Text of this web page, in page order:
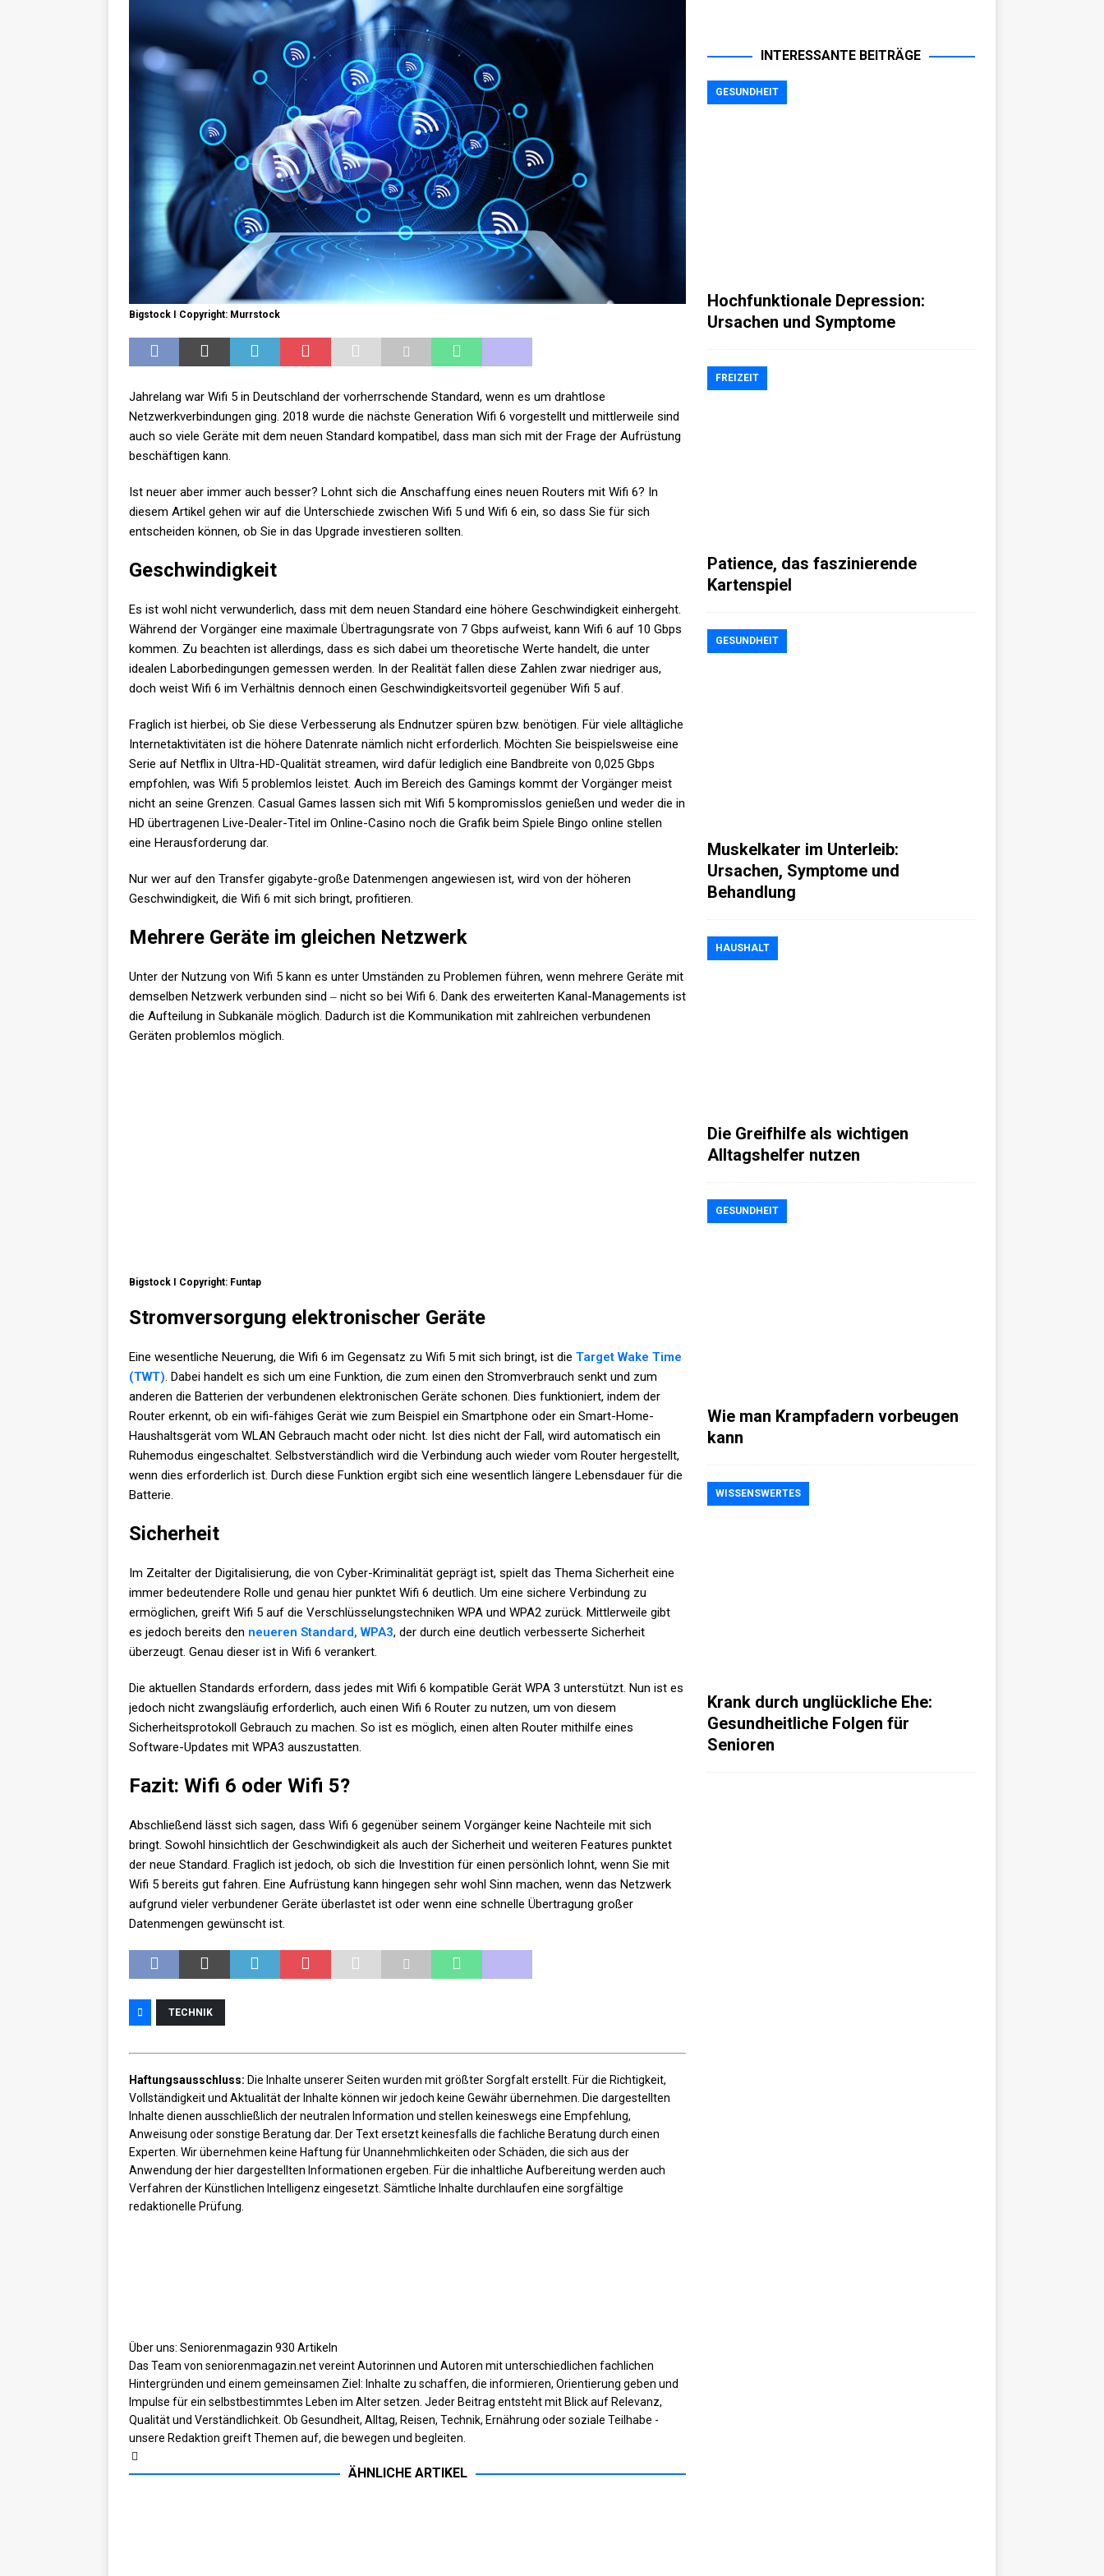
GESUNDHEIT
Bigstock I Copyright: Murrstock
Jahrelang war Wifi 5 in Deutschland der vorherrschende Standard, wenn es um drahtlose
Netzwerkverbindungen ging. 2018 wurde die nächste Generation Wifi 6 vorgestellt und mittlerweile sind
auch so viele Geräte mit dem neuen Standard kompatibel, dass man sich mit der Frage der Aufrüstung
beschäftigen kann.
Ist neuer aber immer auch besser? Lohnt sich die Anschaffung eines neuen Routers mit Wifi 6? In
diesem Artikel gehen wir auf die Unterschiede zwischen Wifi 5 und Wifi 6 ein, so dass Sie für sich
entscheiden können, ob Sie in das Upgrade investieren sollten.
Geschwindigkeit
Es ist wohl nicht verwunderlich, dass mit dem neuen Standard eine höhere Geschwindigkeit einhergeht.
Während der Vorgänger eine maximale Übertragungsrate von 7 Gbps aufweist, kann Wifi 6 auf 10 Gbps
kommen. Zu beachten ist allerdings, dass es sich dabei um theoretische Werte handelt, die unter
idealen Laborbedingungen gemessen werden. In der Realität fallen diese Zahlen zwar niedriger aus,
doch weist Wifi 6 im Verhältnis dennoch einen Geschwindigkeitsvorteil gegenüber Wifi 5 auf.
Fraglich ist hierbei, ob Sie diese Verbesserung als Endnutzer spüren bzw. benötigen. Für viele alltägliche
Internetaktivitäten ist die höhere Datenrate nämlich nicht erforderlich. Möchten Sie beispielsweise eine
Serie auf Netflix in Ultra-HD-Qualität streamen, wird dafür lediglich eine Bandbreite von 0,025 Gbps
empfohlen, was Wifi 5 problemlos leistet. Auch im Bereich des Gamings kommt der Vorgänger meist
nicht an seine Grenzen. Casual Games lassen sich mit Wifi 5 kompromisslos genießen und weder die in
HD übertragenen Live-Dealer-Titel im Online-Casino noch die Grafik beim Spiele Bingo online stellen
eine Herausforderung dar.
Nur wer auf den Transfer gigabyte-große Datenmengen angewiesen ist, wird von der höheren
Geschwindigkeit, die Wifi 6 mit sich bringt, profitieren.
Mehrere Geräte im gleichen Netzwerk
Unter der Nutzung von Wifi 5 kann es unter Umständen zu Problemen führen, wenn mehrere Geräte mit
demselben Netzwerk verbunden sind ‒ nicht so bei Wifi 6. Dank des erweiterten Kanal-Managements ist
die Aufteilung in Subkanäle möglich. Dadurch ist die Kommunikation mit zahlreichen verbundenen
Geräten problemlos möglich.
Bigstock I Copyright: Funtap
Stromversorgung elektronischer Geräte
Eine wesentliche Neuerung, die Wifi 6 im Gegensatz zu Wifi 5 mit sich bringt, ist die Target Wake Time
(TWT). Dabei handelt es sich um eine Funktion, die zum einen den Stromverbrauch senkt und zum
anderen die Batterien der verbundenen elektronischen Geräte schonen. Dies funktioniert, indem der
Router erkennt, ob ein wifi-fähiges Gerät wie zum Beispiel ein Smartphone oder ein Smart-Home-
Haushaltsgerät vom WLAN Gebrauch macht oder nicht. Ist dies nicht der Fall, wird automatisch ein
Ruhemodus eingeschaltet. Selbstverständlich wird die Verbindung auch wieder vom Router hergestellt,
wenn dies erforderlich ist. Durch diese Funktion ergibt sich eine wesentlich längere Lebensdauer für die
Batterie.
Sicherheit
Im Zeitalter der Digitalisierung, die von Cyber-Kriminalität geprägt ist, spielt das Thema Sicherheit eine
immer bedeutendere Rolle und genau hier punktet Wifi 6 deutlich. Um eine sichere Verbindung zu
ermöglichen, greift Wifi 5 auf die Verschlüsselungstechniken WPA und WPA2 zurück. Mittlerweile gibt
es jedoch bereits den neueren Standard, WPA3, der durch eine deutlich verbesserte Sicherheit
überzeugt. Genau dieser ist in Wifi 6 verankert.
Die aktuellen Standards erfordern, dass jedes mit Wifi 6 kompatible Gerät WPA 3 unterstützt. Nun ist es
jedoch nicht zwangsläufig erforderlich, auch einen Wifi 6 Router zu nutzen, um von diesem
Sicherheitsprotokoll Gebrauch zu machen. So ist es möglich, einen alten Router mithilfe eines
Software-Updates mit WPA3 auszustatten.
Fazit: Wifi 6 oder Wifi 5?
Abschließend lässt sich sagen, dass Wifi 6 gegenüber seinem Vorgänger keine Nachteile mit sich
bringt. Sowohl hinsichtlich der Geschwindigkeit als auch der Sicherheit und weiteren Features punktet
der neue Standard. Fraglich ist jedoch, ob sich die Investition für einen persönlich lohnt, wenn Sie mit
Wifi 5 bereits gut fahren. Eine Aufrüstung kann hingegen sehr wohl Sinn machen, wenn das Netzwerk
aufgrund vieler verbundener Geräte überlastet ist oder wenn eine schnelle Übertragung großer
Datenmengen gewünscht ist.
TECHNIK
Haftungsausschluss: Die Inhalte unserer Seiten wurden mit größter Sorgfalt erstellt. Für die Richtigkeit,
Vollständigkeit und Aktualität der Inhalte können wir jedoch keine Gewähr übernehmen. Die dargestellten
Inhalte dienen ausschließlich der neutralen Information und stellen keineswegs eine Empfehlung,
Anweisung oder sonstige Beratung dar. Der Text ersetzt keinesfalls die fachliche Beratung durch einen
Experten. Wir übernehmen keine Haftung für Unannehmlichkeiten oder Schäden, die sich aus der
Anwendung der hier dargestellten Informationen ergeben. Für die inhaltliche Aufbereitung werden auch
Verfahren der Künstlichen Intelligenz eingesetzt. Sämtliche Inhalte durchlaufen eine sorgfältige
redaktionelle Prüfung.
Über uns: Seniorenmagazin 930 Artikeln
Das Team von seniorenmagazin.net vereint Autorinnen und Autoren mit unterschiedlichen fachlichen
Hintergründen und einem gemeinsamen Ziel: Inhalte zu schaffen, die informieren, Orientierung geben und
Impulse für ein selbstbestimmtes Leben im Alter setzen. Jeder Beitrag entsteht mit Blick auf Relevanz,
Qualität und Verständlichkeit. Ob Gesundheit, Alltag, Reisen, Technik, Ernährung oder soziale Teilhabe -
unsere Redaktion greift Themen auf, die bewegen und begleiten.
ÄHNLICHE ARTIKEL
INTERESSANTE BEITRÄGE
GESUNDHEIT
Hochfunktionale Depression:
Ursachen und Symptome
FREIZEIT
Patience, das faszinierende
Kartenspiel
GESUNDHEIT
Muskelkater im Unterleib:
Ursachen, Symptome und
Behandlung
HAUSHALT
Die Greifhilfe als wichtigen
Alltagshelfer nutzen
GESUNDHEIT
Wie man Krampfadern vorbeugen
kann
WISSENSWERTES
Krank durch unglückliche Ehe:
Gesundheitliche Folgen für
Senioren